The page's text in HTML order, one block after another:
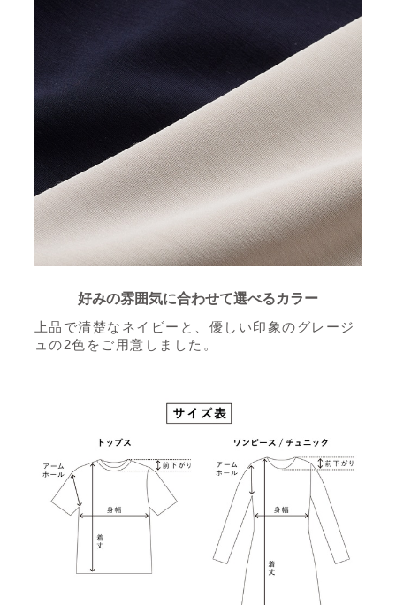
好みの雰囲気に合わせて選べるカラー
上品で清楚なネイビーと、優しい印象のグレージ
ュの2色をご用意しました。